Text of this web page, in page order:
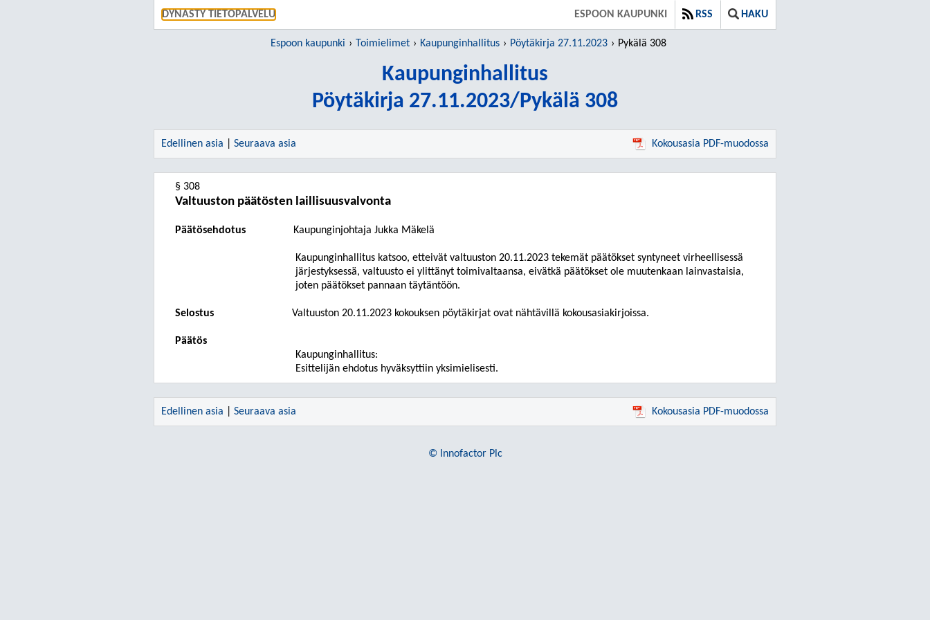
DYNASTY TIETOPALVELU ESPOON KAUPUNKI RSS HAKU
Espoon kaupunki Toimielimet Kaupunginhallitus Pöytäkirja 27.11.2023 Pykälä 308
Kaupunginhallitus
Pöytäkirja 27.11.2023/Pykälä 308
Edellinen asia Seuraava asia Kokousasia PDF-muodossa
§ 308
Valtuuston päätösten laillisuusvalvonta
Päätösehdotus Kaupunginjohtaja Jukka Mäkelä
Kaupunginhallitus katsoo, etteivät valtuuston 20.11.2023tekemät päätökset syntyneet virheellisessä
järjestyksessä, valtuusto ei ylittänyt toimivaltaansa, eivätkä päätökset ole muutenkaan lainvastaisia,
joten päätökset pannaan täytäntöön.
Selostus Valtuuston 20.11.2023kokouksen pöytäkirjat ovat nähtävillä kokousasiakirjoissa.
Päätös
Kaupunginhallitus:
Esittelijän ehdotus hyväksyttiin yksimielisesti.
Edellinen asia Seuraava asia Kokousasia PDF-muodossa
© Innofactor Plc